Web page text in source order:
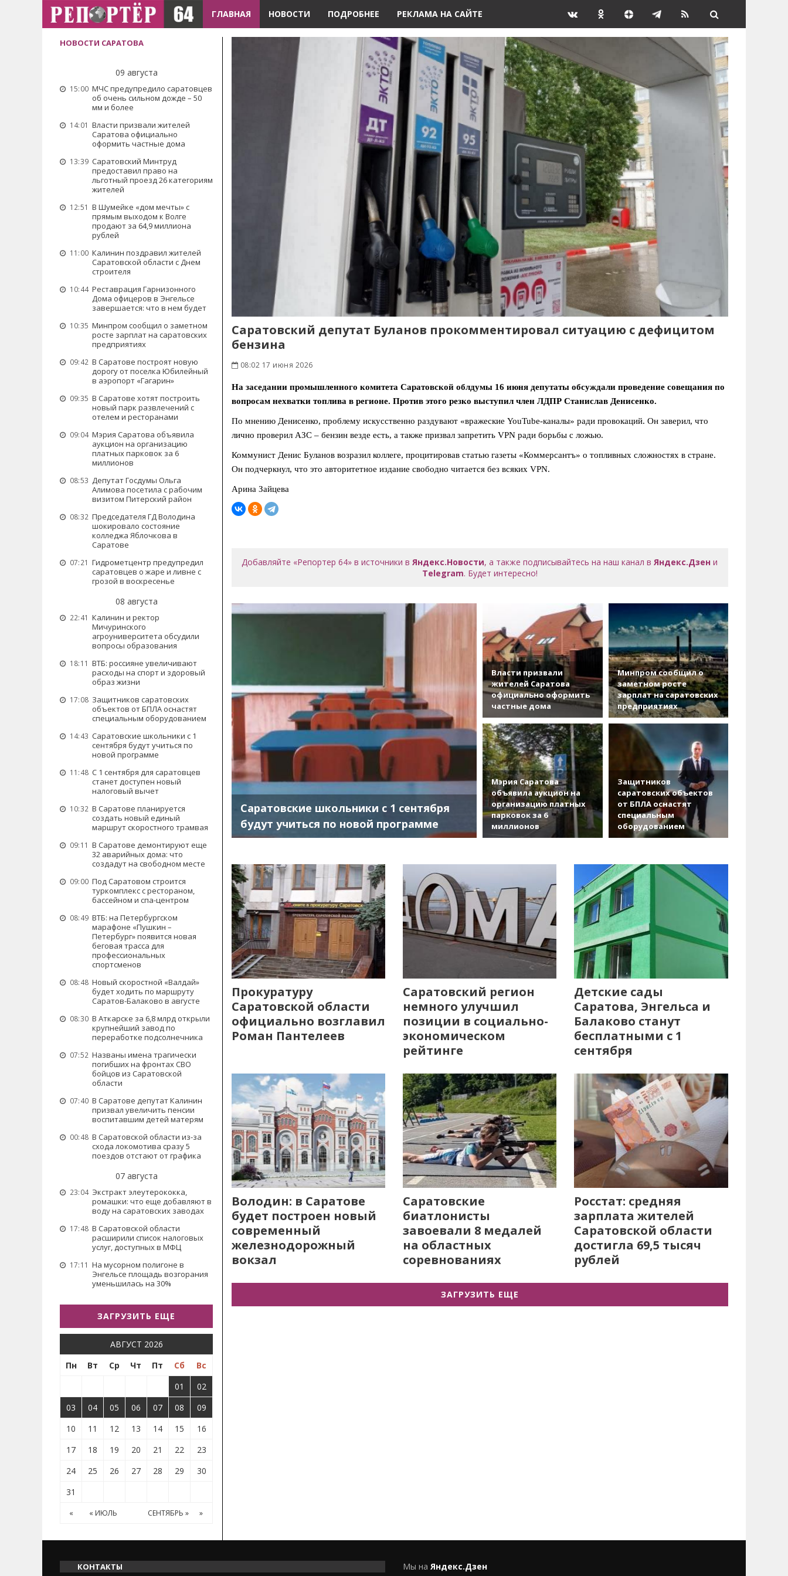
ГЛАВНАЯ НОВОСТИ ПОДРОБНЕЕ РЕКЛАМА НА САЙТЕ
НОВОСТИ САРАТОВА
09 августа
15:00 МЧС предупредило саратовцев
об очень сильном дожде – 50
мм и более
14:01 Власти призвали жителей
Саратова официально
оформить частные дома
13:39 Саратовский Минтруд
предоставил право на
льготный проезд 26 категориям
жителей
12:51 В Шумейке «дом мечты» с
прямым выходом к Волге
продают за 64,9 миллиона
рублей
11:00 Калинин поздравил жителей
Саратовской области с Днем
строителя
10:44 Реставрация Гарнизонного
Дома офицеров в Энгельсе
завершается: что в нем будет
10:35 Минпром сообщил о заметном
росте зарплат на саратовских
предприятиях
09:42 В Саратове построят новую
дорогу от поселка Юбилейный
в аэропорт «Гагарин»
09:35 В Саратове хотят построить
новый парк развлечений с
отелем и ресторанами
09:04 Мэрия Саратова объявила
аукцион на организацию
платных парковок за 6
миллионов
08:53 Депутат Госдумы Ольга
Алимова посетила с рабочим
визитом Питерский район
08:32 Председателя ГД Володина
шокировало состояние
колледжа Яблочкова в
Саратове
07:21 Гидрометцентр предупредил
саратовцев о жаре и ливне с
грозой в воскресенье
08 августа
22:41 Калинин и ректор
Мичуринского
агроуниверситета обсудили
вопросы образования
18:11 ВТБ: россияне увеличивают
расходы на спорт и здоровый
образ жизни
17:08 Защитников саратовских
объектов от БПЛА оснастят
специальным оборудованием
14:43 Саратовские школьники с 1
сентября будут учиться по
новой программе
11:48 С 1 сентября для саратовцев
станет доступен новый
налоговый вычет
10:32 В Саратове планируется
создать новый единый
маршрут скоростного трамвая
09:11 В Саратове демонтируют еще
32 аварийных дома: что
создадут на свободном месте
09:00 Под Саратовом строится
туркомплекс с рестораном,
бассейном и спа-центром
08:49 ВТБ: на Петербургском
марафоне «Пушкин –
Петербург» появится новая
беговая трасса для
профессиональных
спортсменов
08:48 Новый скоростной «Валдай»
будет ходить по маршруту
Саратов-Балаково в августе
08:30 В Аткарске за 6,8 млрд открыли
крупнейший завод по
переработке подсолнечника
07:52 Названы имена трагически
погибших на фронтах СВО
бойцов из Саратовской
области
07:40 В Саратове депутат Калинин
призвал увеличить пенсии
воспитавшим детей матерям
00:48 В Саратовской области из-за
схода локомотива сразу 5
поездов отстают от графика
07 августа
23:04 Экстракт элеутерококка,
ромашки: что еще добавляют в
воду на саратовских заводах
17:48 В Саратовской области
расширили список налоговых
услуг, доступных в МФЦ
17:11 На мусорном полигоне в
Энгельсе площадь возгорания
уменьшилась на 30%
ЗАГРУЗИТЬ ЕЩЕ
АВГУСТ 2026
Пн
Вт Ср Чт Пт Сб
Вс
01
02
03
04 05 06 07 08
09
10
11 12 13 14 15
16
17
18 19 20 21 22
23
24
25 26 27 28 29
30
31
« « ИЮЛЬ СЕНТЯБРЬ » »
Саратовский депутат Буланов прокомментировал ситуацию с дефицитом
бензина
08:02 17 июня 2026
На заседании промышленного комитета Саратовской облдумы 16 июня депутаты обсуждали проведение совещания по
вопросам нехватки топлива в регионе. Против этого резко выступил член ЛДПР Станислав Денисенко.
По мнению Денисенко, проблему искусственно раздувают «вражеские YouTube-каналы» ради провокаций. Он заверил, что
лично проверил АЗС – бензин везде есть, а также призвал запретить VPN ради борьбы с ложью.
Коммунист Денис Буланов возразил коллеге, процитировав статью газеты «Коммерсантъ» о топливных сложностях в стране.
Он подчеркнул, что это авторитетное издание свободно читается без всяких VPN.
Арина Зайцева
Добавляйте «Репортер 64» в источники вЯндекс.Новости, а также подписывайтесь на наш канал вЯндекс.Дзен и
Telegram. Будет интересно!
Саратовские школьники с 1 сентября
будут учиться по новой программе
Власти призвали
жителей Саратова
официально оформить
частные дома
Минпром сообщил о
заметном росте
зарплат на саратовских
предприятиях
Мэрия Саратова
объявила аукцион на
организацию платных
парковок за 6
миллионов
Защитников
саратовских объектов
от БПЛА оснастят
специальным
оборудованием
Прокуратуру
Саратовской области
официально возглавил
Роман Пантелеев
Саратовский регион
немного улучшил
позиции в социально-
экономическом
рейтинге
Детские сады
Саратова, Энгельса и
Балаково станут
бесплатными с 1
сентября
Володин: в Саратове
будет построен новый
современный
железнодорожный
вокзал
Саратовские
биатлонисты
завоевали 8 медалей
на областных
соревнованиях
Росстат: средняя
зарплата жителей
Саратовской области
достигла 69,5 тысяч
рублей
ЗАГРУЗИТЬ ЕЩЕ
КОНТАКТЫ Мы на Яндекс.Дзен